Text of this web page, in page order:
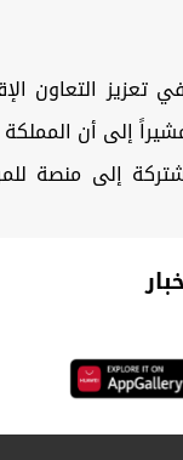
التعاون
إلى أن
إلى منصة